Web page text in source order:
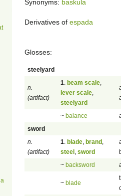
Synonyms: baskula
Derivatives of espada
Glosses:
steelyard
n.
(artifact)
1 beam scale
lever scale
steelyard
~ balance
sword
n.
(artifact)
1 blade brand
steel sword
~ backsword
~ blade